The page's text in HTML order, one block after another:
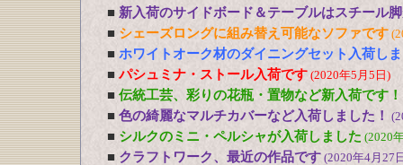
■ 新入荷のサイドボード＆テーブルはスチール
■ シェーズロングに組み替え可能なソファです
■ ホワイトオーク材のダイニングセット入荷し
■ パシュミナ・ストール入荷です (2020年5月5日)
■ 伝統工芸、彩りの花瓶・置物など新入荷です！
■ 色の綺麗なマルチカバーなど入荷しました！
■ シルクのミニ・ペルシャが入荷しました (2020
■ クラフトワーク、最近の作品です (2020年4月27